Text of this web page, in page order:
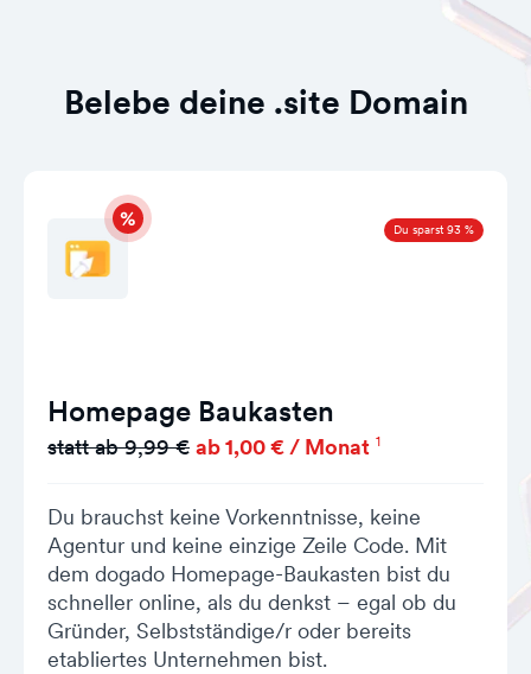
Belebe deine .site Domain
Du sparst 93 %
Homepage Baukasten
statt ab 9,99 € ab 1,00 € / Monat 1
Du brauchst keine Vorkenntnisse, keine
Agentur und keine einzige Zeile Code. Mit
dem dogado Homepage-Baukasten bist du
schneller online, als du denkst – egal ob du
Gründer, Selbstständige/r oder bereits
etabliertes Unternehmen bist.